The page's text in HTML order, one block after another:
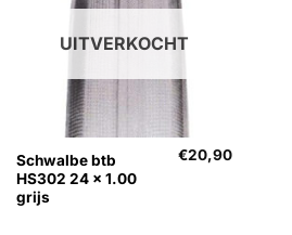
UITVERKOCHT
Schwalbe btb
HS302 24 x 1.00
grijs
€20,90